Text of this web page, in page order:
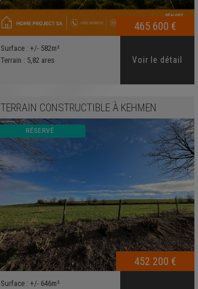
Surface : +/- 582m²
Terrain : 5,82 ares
465 600 €
Voir le détail
TERRAIN CONSTRUCTIBLEÀ KEHMEN
RÉSERVÉ
Surface : +/- 646m²
452 200 €